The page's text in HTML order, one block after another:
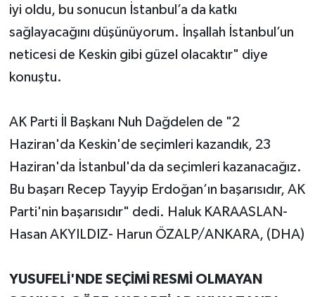
iyi oldu, bu sonucun İstanbul’a da katkı
sağlayacağını düşünüyorum. İnşallah İstanbul’un
neticesi de Keskin gibi güzel olacaktır" diye
konuştu.
AK Parti İl Başkanı Nuh Dağdelen de "2
Haziran'da Keskin'de seçimleri kazandık, 23
Haziran'da İstanbul'da da seçimleri kazanacağız.
Bu başarı Recep Tayyip Erdoğan’ın başarısıdır, AK
Parti'nin başarısıdır" dedi. Haluk KARAASLAN-
Hasan AKYILDIZ- Harun ÖZALP/ANKARA, (DHA)
YUSUFELİ'NDE SEÇİMİ RESMİ OLMAYAN